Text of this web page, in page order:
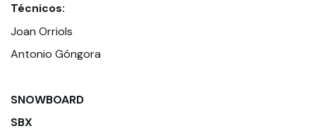
Técnicos:
Joan Orriols
Antonio Góngora
SNOWBOARD
SBX